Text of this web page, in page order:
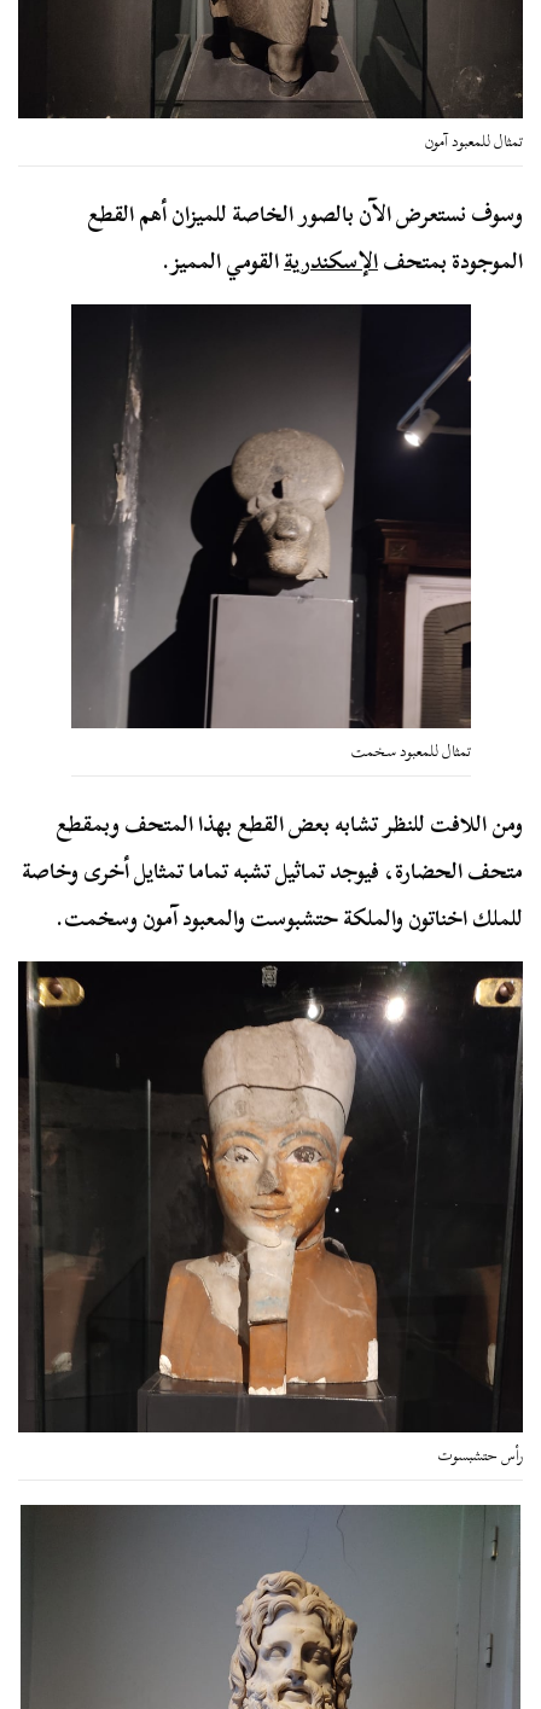
تمثال للمعبود آمون
وسوف نستعرض الآن بالصور الخاصة للميزان أهم القطع
الموجودة بمتحفالإسكندريةالقومي المميز.
تمثال للمعبود سخمت
ومن اللافت للنظر تشابه بعض القطع بهذا المتحف وبمقطع
متحف الحضارة، فيوجد تماثيل تشبه تماما تمثايل أخرى وخاصة
للملك اخناتون والملكة حتشبوست والمعبود آمون وسخمت.
رأس حتشبسوت